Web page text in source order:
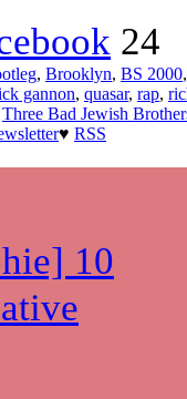
24
, Brooklyn, BS 2000,
gannon, quasar, rap,
Three Bad Jewish
♥ RSS